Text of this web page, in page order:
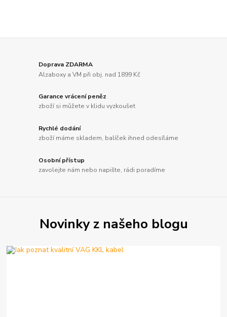
Doprava ZDARMA
Alzaboxy a VM při obj. nad 1899 Kč
Garance vrácení peněz
zboží si můžete v klidu vyzkoušet
Rychlé dodání
zboží máme skladem, balíček ihned odesíláme
Osobní přístup
zavolejte nám nebo napište, rádi poradíme
Novinky z našeho blogu